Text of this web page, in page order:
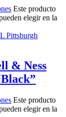
Este producto
elegir en la
& Ness
Este producto
elegir en la